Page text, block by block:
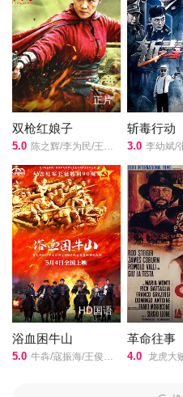
主演,
导演的《碧海红波》在线观看,《
《碧海红波》高清mp4迅雷下载
抗美援朝战争中，美帝利用空中
粉碎敌人偷袭一号江桥的S计划，
队，在敌阵地前沿架起雷达。敌
造成敌人判断错误。接着，雷波
图炸毁雷达和进行干扰的敌特。
雷达的输送线，雷波接线时手臂
线，保证及时报出空情，使我军
革了电影的命。文革前出产的故
影院里放的国产影片几乎全是毛
片。要看故事片，也只有那么几
说：“朝鲜的电影有哭有笑，越南
影又搂又抱，中国的电影《新闻
影精品，也是红色岁月的经典珍
美帝国主义斗争的故事，由陈鸣
晓星主演，让我们拭目以待！
正片
双枪红娘子
5.0 陈之辉/李为民/王岗岗/谢宁/王程/王品一/文祈/刘姝彤/魏兆雄/邱晨阳/
斩毒行动
3.0 李幼斌/张
HD国语
浴血困牛山
5.0 牛犇/寇振海/王俊东/卢海华/肖聪/陆怡璇/刘芳毓/赵中华/李丞峰/陈楷/任志宏/侯佳伟/袁宇龙/杨涌/泰煜恩/黄振宸/牛青峰/张未柯/佟小虎/马湘宜/
革命往事
4.0 龙虎大贼斗千军(港)/乌龙英雄/大狂沙/革命怪客/Once